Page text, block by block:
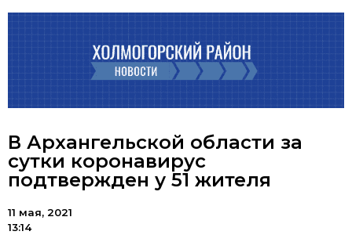
В Архангельской области за
сутки коронавирус
подтвержден у 51 жителя
11 мая, 2021
13:14